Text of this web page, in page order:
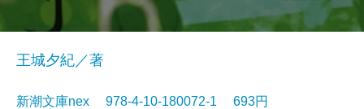
王城夕紀／著
新潮文庫nex 978-4-10-180072-1 693円